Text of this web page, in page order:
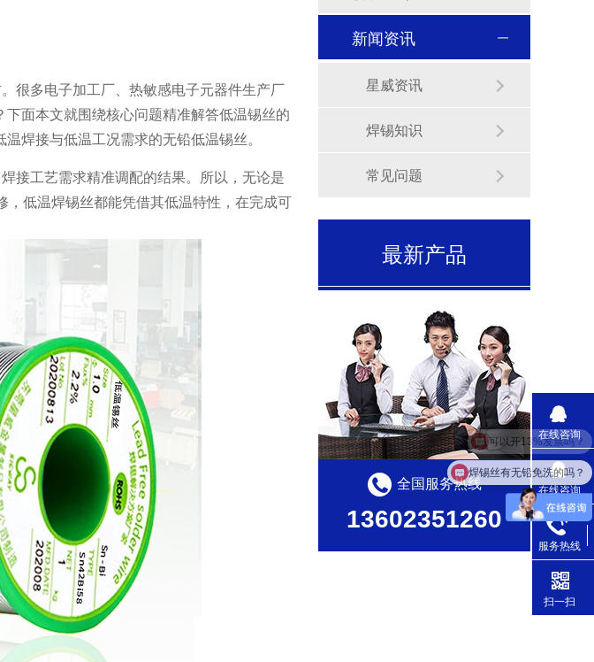
很多电子加工厂、热敏感电子元器件生产厂
下面本文就围绕核心问题精准解答低温锡丝的
焊接与低温工况需求的无铅低温锡丝。
工艺需求精准调配的结果。所以， 无论是
低温焊锡丝都能凭借其低温特性，在完成可
新闻资讯
星威资讯
焊锡知识
常见问题
最新产品
全国服务热线
13602351260
在线咨询
在线咨询
服务热线
扫一扫
焊锡丝有无铅免洗的吗？